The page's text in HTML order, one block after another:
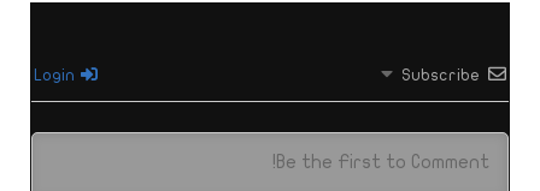
Subscribe